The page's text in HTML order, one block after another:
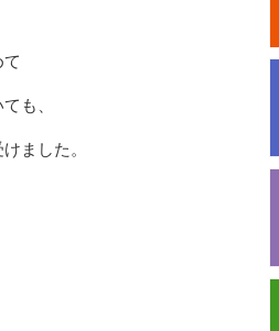
も、
ました。